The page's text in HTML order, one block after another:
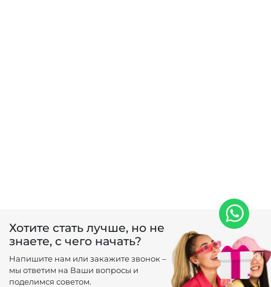
Хотите стать лучше, но не
знаете, с чего начать?
Напишите нам или закажите звонок –
мы ответим на Ваши вопросы и
поделимся советом.